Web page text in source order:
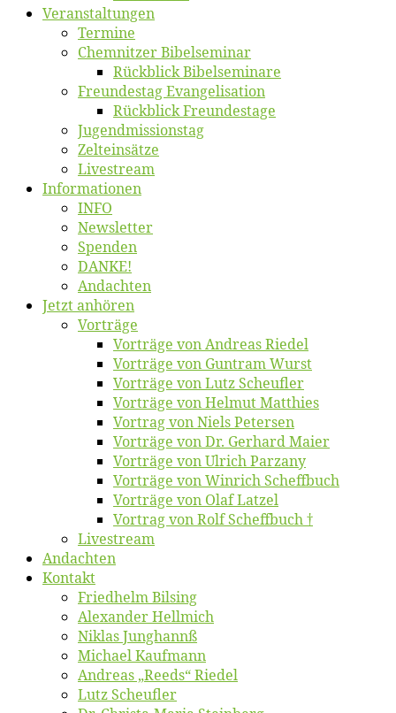
Ver­an­stal­tun­gen
Ter­mi­ne
Chemnit­zer Bibelseminar
Rück­blick Bibelseminare
Freun­des­tag Evangelisation
Rück­blick Freundestage
Jugend­mis­sions­tag
Zelt­ein­sät­ze
Live­stream
Informatio­nen
INFO
News­let­ter
Spen­den
DANKE!
An­dach­ten
Jetzt an­hö­ren
Vor­trä­ge
Vor­trä­ge von An­dre­as Riedel
Vor­trä­ge von Gun­tram Wurst
Vor­trä­ge von Lutz Scheufler
Vor­trä­ge von Hel­mut Matthies
Vor­trag von Niels Petersen
Vor­trä­ge von Dr. Ger­hard Maier
Vor­trä­ge von Ul­rich Parzany
Vor­trä­ge von Win­rich Scheffbuch
Vor­trä­ge von Olaf Latzel
Vor­trag von Rolf Scheffbuch †
Live­stream
An­dach­ten
Kon­takt
Fried­helm Bilsing
Alex­an­der Hellmich
Ni­klas Junghannß
Mi­cha­el Kaufmann
An­dre­as „Reeds“ Riedel
Lutz Scheuf­ler